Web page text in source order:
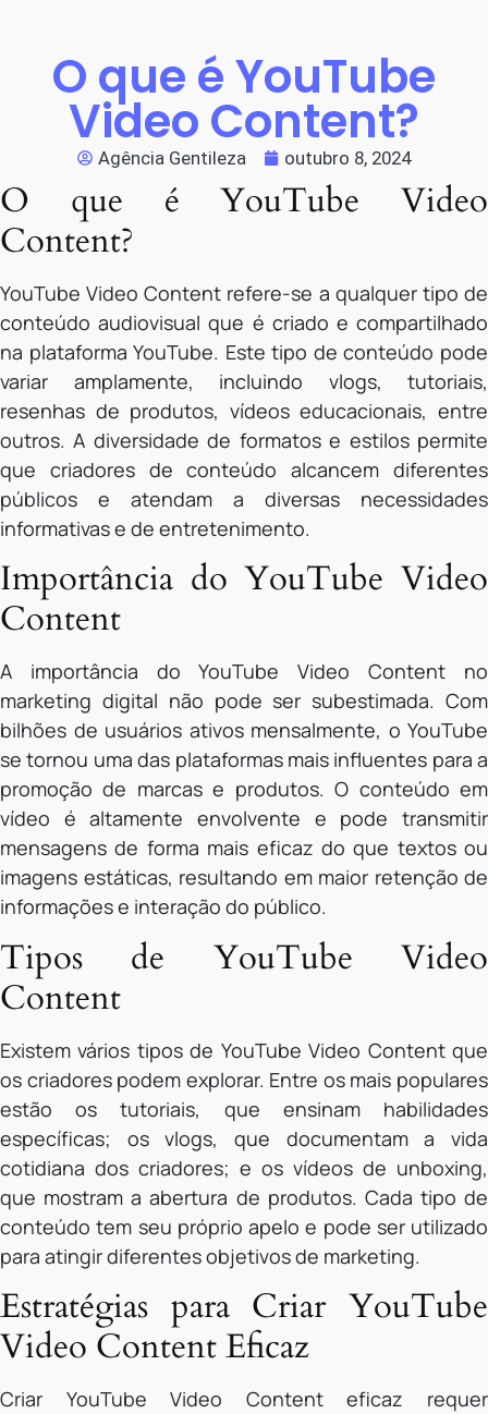
O que é YouTube
Video Content?
Agência Gentileza outubro 8, 2024
O que é YouTube Video
Content?
YouTube Video Content refere-se a qualquer tipo de
conteúdo audiovisual que é criado e compartilhado
na plataforma YouTube. Este tipo de conteúdo pode
variar amplamente, incluindo vlogs, tutoriais,
resenhas de produtos, vídeos educacionais, entre
outros. A diversidade de formatos e estilos permite
que criadores de conteúdo alcancem diferentes
públicos e atendam a diversas necessidades
informativas e de entretenimento.
Importância do YouTube Video
Content
A importância do YouTube Video Content no
marketing digital não pode ser subestimada. Com
bilhões de usuários ativos mensalmente, o YouTube
se tornou uma das plataformas mais influentes para a
promoção de marcas e produtos. O conteúdo em
vídeo é altamente envolvente e pode transmitir
mensagens de forma mais eficaz do que textos ou
imagens estáticas, resultando em maior retenção de
informações e interação do público.
Tipos de YouTube Video
Content
Existem vários tipos de YouTube Video Content que
os criadores podem explorar. Entre os mais populares
estão os tutoriais, que ensinam habilidades
específicas; os vlogs, que documentam a vida
cotidiana dos criadores; e os vídeos de unboxing,
que mostram a abertura de produtos. Cada tipo de
conteúdo tem seu próprio apelo e pode ser utilizado
para atingir diferentes objetivos de marketing.
Estratégias para Criar YouTube
Video Content Eficaz
Criar YouTube Video Content eficaz requer